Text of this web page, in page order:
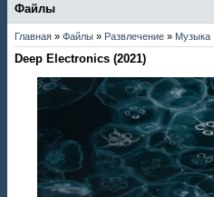
Файлы
Главная » Файлы » Развлечение » Музыка
Deep Electronics (2021)